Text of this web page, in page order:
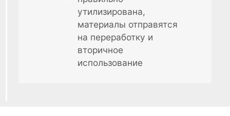
утилизирована,
материалы отправятся
на переработку и
вторичное
использование